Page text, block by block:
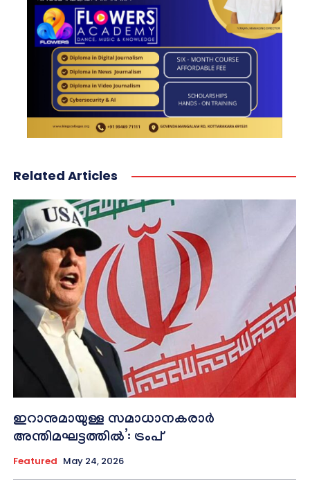
Related Articles
ഇറാനുമായുള്ള സമാധാനകരാർ
അന്തിമഘട്ടത്തിൽ‌’: ട്രംപ്
Featured May 24, 2026